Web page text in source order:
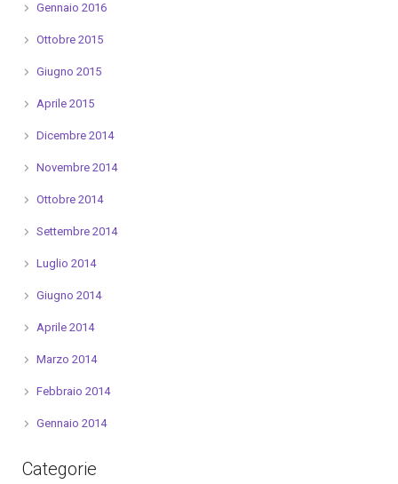
Gennaio 2016
Ottobre 2015
Giugno 2015
Aprile 2015
Dicembre 2014
Novembre 2014
Ottobre 2014
Settembre 2014
Luglio 2014
Giugno 2014
Aprile 2014
Marzo 2014
Febbraio 2014
Gennaio 2014
Categorie